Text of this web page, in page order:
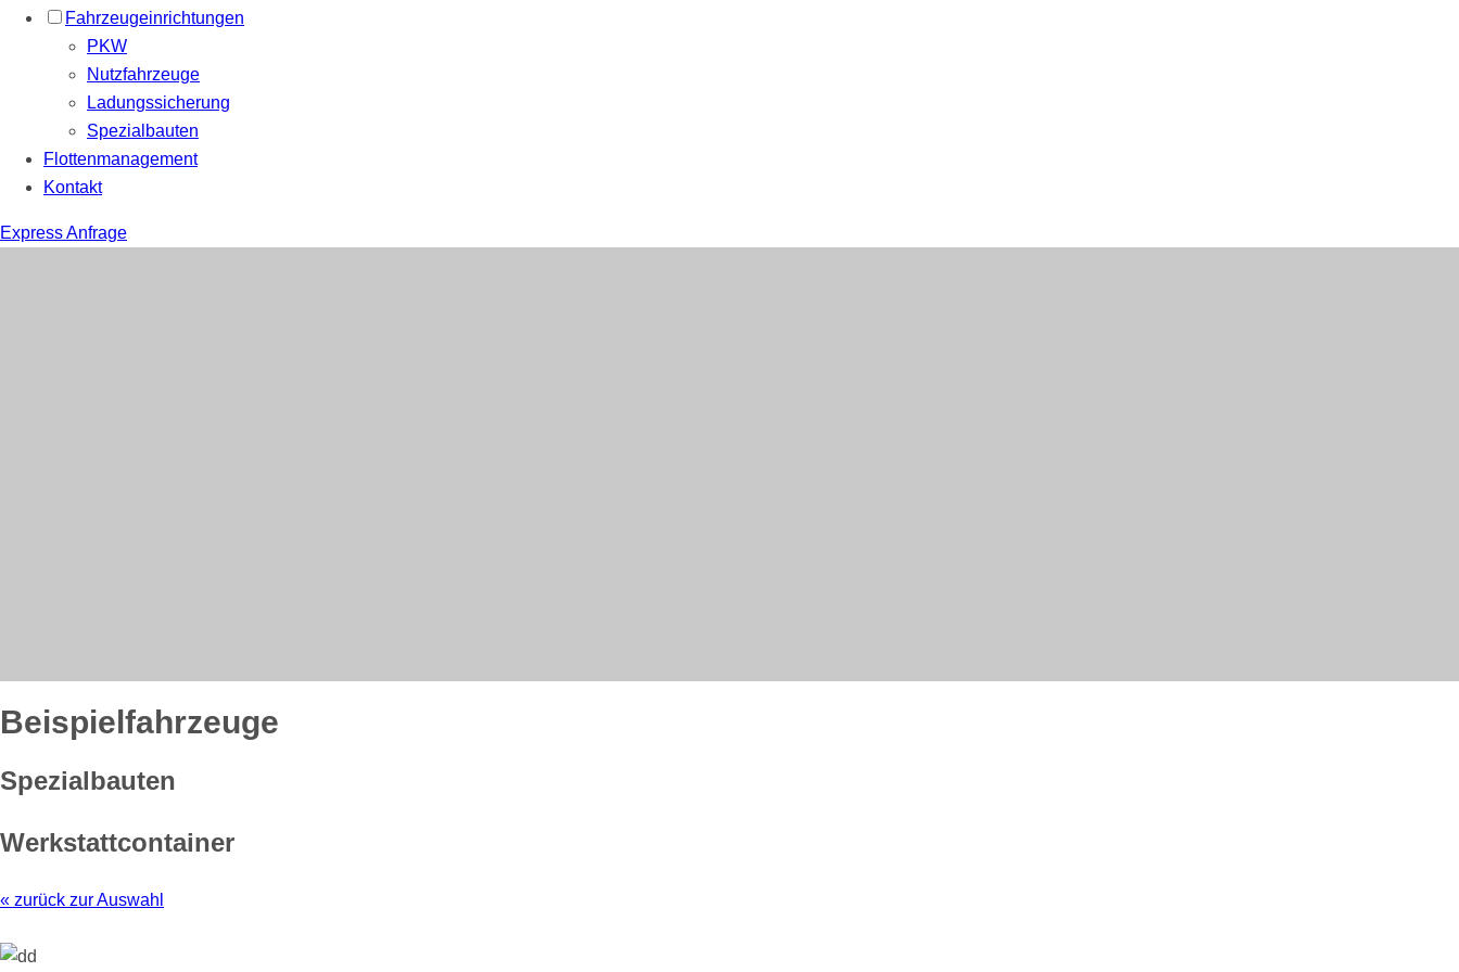
Fahrzeug­einrichtungen
PKW
Nutzfahrzeuge
Ladungssicherung
Spezialbauten
Flottenmanagement
Kontakt
Express Anfrage
Beispiel­fahrzeuge
Spezialbauten
Werkstattcontainer
« zurück zur Auswahl